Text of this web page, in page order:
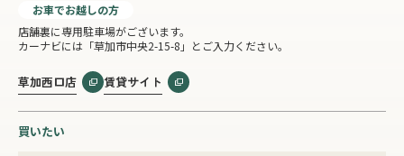
お車でお越しの方
店舗裏に専用駐車場がございます。
カーナビには「草加市中央2-15-8」とご入力ください。
草加西口店 賃貸サイト
買いたい